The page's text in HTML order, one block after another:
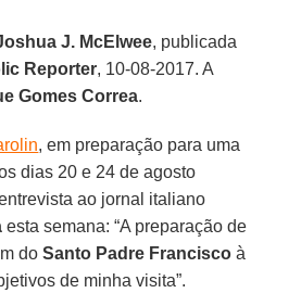
J. McElwee, publicada
Reporter, 10-08-2017. A
Gomes Correa.
, em preparação para uma
dias 20 e 24 de agosto
ao jornal italiano
esta semana: “A preparação de
doSanto Padre Francisco à
de minha visita”.